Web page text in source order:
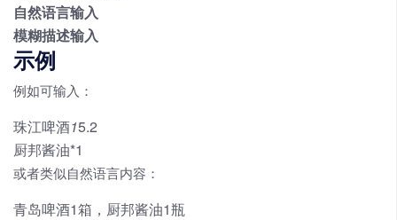
自然语言输入
模糊描述输入
示例
例如可输入：
珠江啤酒15.2
厨邦酱油*1
或者类似自然语言内容：
青岛啤酒1箱，厨邦酱油1瓶